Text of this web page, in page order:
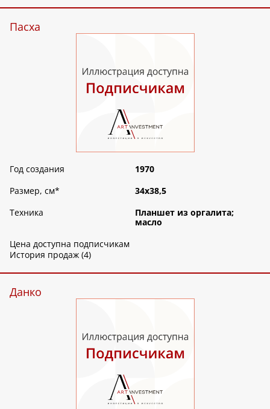
Пасха
Год создания
1970
Размер, см*
34х38,5
Техника
Планшет из оргалита;
масло
Цена доступна подписчикам
История продаж (4)
Данко